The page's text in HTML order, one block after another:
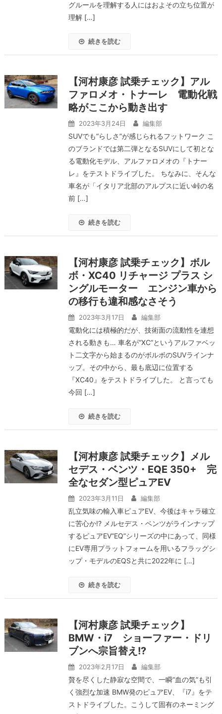
グルールを理解する人にはおよその立ち位置が
理解 […]
続きを読む
【河村康彦 試乗チェック】アル
ファロメオ・トナーレ 電動化戦
略がここから動き出す
2023年3月24日 編集部
SUVでも“らしさ”が感じられるフットワーク こ
のブランドでは第二弾となるSUVにして初とな
る電動化モデル、アルファロメオの『トナー
レ』をテストドライブした。 ちなみに、そんな
車名が「イタリア北部のアルプスに近い峠の名
前 […]
続きを読む
【河村康彦 試乗チェック】ボル
ボ・XC40 リチャージ プラス シ
ングルモーター エンジン車から
の移行も違和感なさそう
2023年3月17日 編集部
電動化には積極的だが、技術面の流動性を連想
される動きも… 車名が”XC”というアルファベッ
ト二文字から始まるのがボルボのSUVラインナ
ップ。その中から、最も底辺に位置する
『XC40』をテストドライブした。 と言っても
今回 […]
続きを読む
【河村康彦 試乗チェック】メル
セデス・ベンツ・EQE 350+ 完
全なセダン型ピュアEV
2023年3月11日 編集部
乱立気味の輸入車ピュアEV、今後はキャラ確立
に苦心か!? メルセデス・ベンツがラインナップ
するピュアEV”EQ”シリーズの中にあって、同様
にEV専用プラットフォームを用いるフラッグシ
ップ・モデルのEQSと共に2022年に […]
続きを読む
【河村康彦 試乗チェック】
BMW・i7 ショーファー・ドリ
ブンへ宗旨替え!?
2023年2月17日 編集部
贅を尽くした静寂な空間で、一瞬“血の気”も引
く強烈な加速 BMW発のピュアEV、『i7』をテ
ストドライブした。こうして固有のネーミング